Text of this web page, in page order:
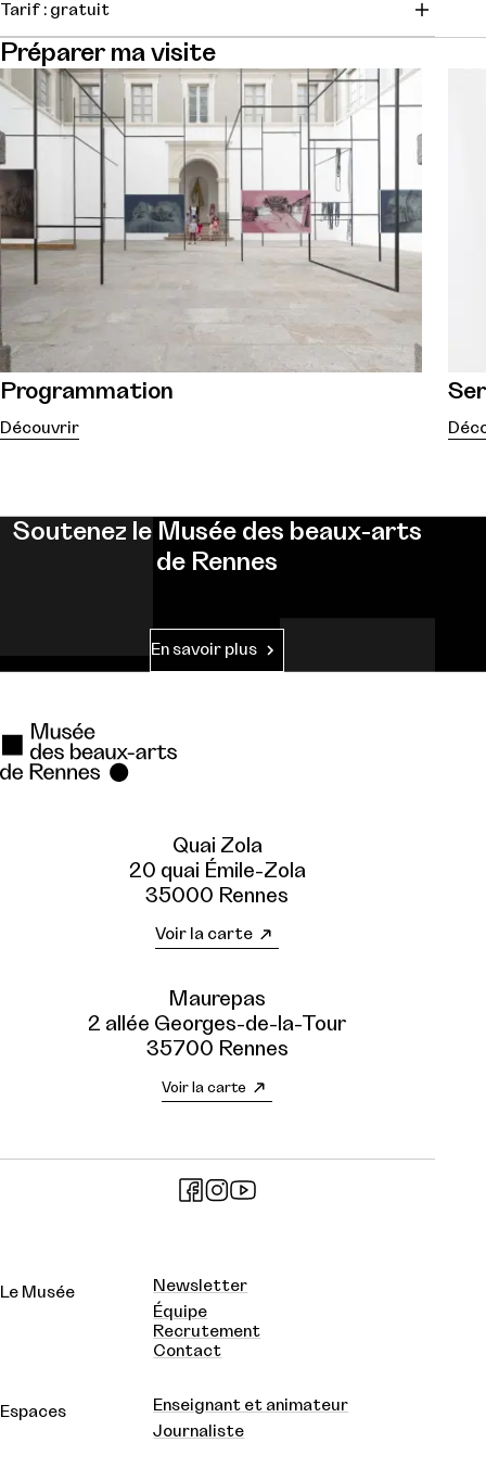
Tarif : gratuit
Préparer ma visite
Programmation
Découvrir
Soutenez le Musée des beaux-arts
de Rennes
En savoir plus
Quai Zola
20 quai Émile-Zola
35000 Rennes
Voir la carte
Maurepas
2 allée Georges-de-la-Tour
35700 Rennes
Voir la carte
Le Musée
Newsletter
Équipe
Recrutement
Contact
Espaces
Enseignant et animateur
Journaliste